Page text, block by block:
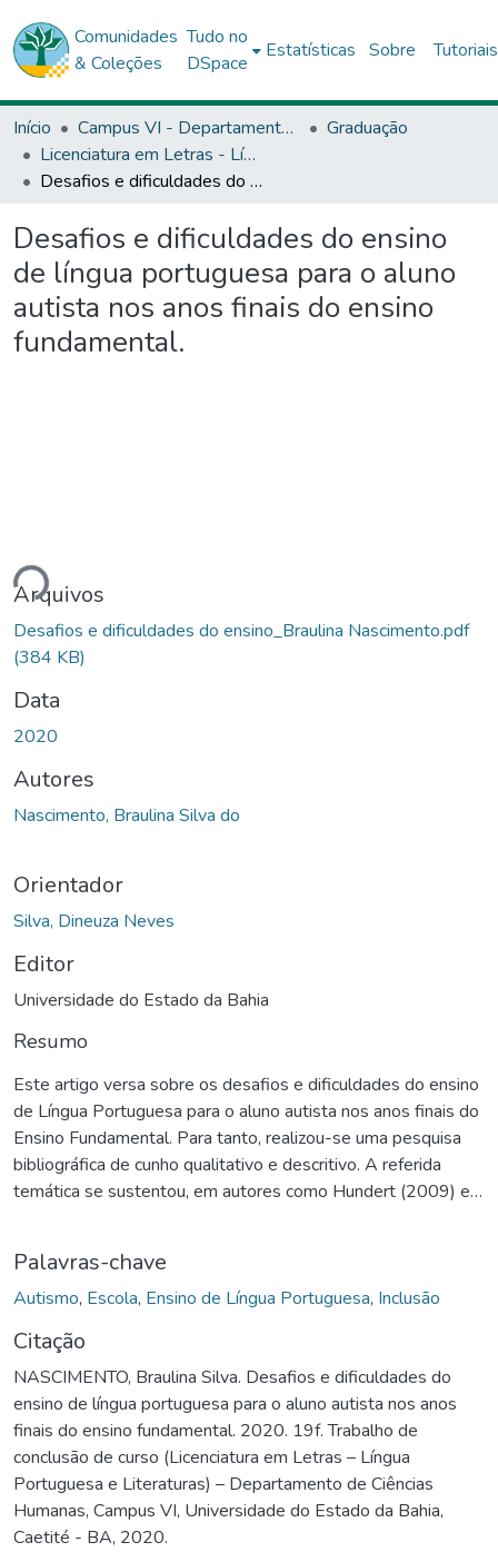
Comunidades
& Coleções
Tudo no
DSpace
Estatísticas Sobre Tutoriais
Início Campus VI - Departamento de Ciências Humanas (DCH) - Caetité
Graduação
Licenciatura em Letras - Língua Portuguesa e Literaturas - DCH6
Desafios e dificuldades do ensino de língua portuguesa para o aluno autista nos anos finais do ensino fundamental.
Desafios e dificuldades do ensino
de língua portuguesa para o aluno
autista nos anos finais do ensino
fundamental.
Arquivos
Desafios e dificuldades do ensino_Braulina Nascimento.pdf
(384 KB)
Data
2020
Autores
Nascimento, Braulina Silva do
Orientador
Silva, Dineuza Neves
Editor
Universidade do Estado da Bahia
Resumo
Este artigo versa sobre os desafios e dificuldades do ensino
de Língua Portuguesa para o aluno autista nos anos finais do
Ensino Fundamental. Para tanto, realizou-se uma pesquisa
bibliográfica de cunho qualitativo e descritivo. A referida
temática se sustentou, em autores como Hundert (2009) e
da necessidade da escola se tornar um espaço para a
expressão e compreensão das diferenças. Desta forma,
já que por intermédio deste trabalho, outros discentes do
âmbito acadêmico podem aderir a saberes referentes à
temática, desenvolvendo estratégias metodológicas dentro
da sala de aula. A análise dos questionários aplicados aos
participantes apresentou uma variedade nas respostas e
destacou a individualidade e complexidade das experiências
no processo de inclusão, oferecendo uma visão abrangente
das impressões, percepções e do trabalho desenvolvido por
Palavras-chave
Autismo, Escola, Ensino de Língua Portuguesa, Inclusão
Citação
NASCIMENTO, Braulina Silva. Desafios e dificuldades do
ensino de língua portuguesa para o aluno autista nos anos
finais do ensino fundamental. 2020. 19f. Trabalho de
conclusão de curso (Licenciatura em Letras – Língua
Portuguesa e Literaturas) – Departamento de Ciências
Humanas, Campus VI, Universidade do Estado da Bahia,
Caetité - BA, 2020.